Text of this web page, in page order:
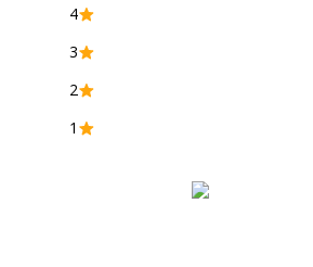
Référence produit fabricant
4
3
2
1